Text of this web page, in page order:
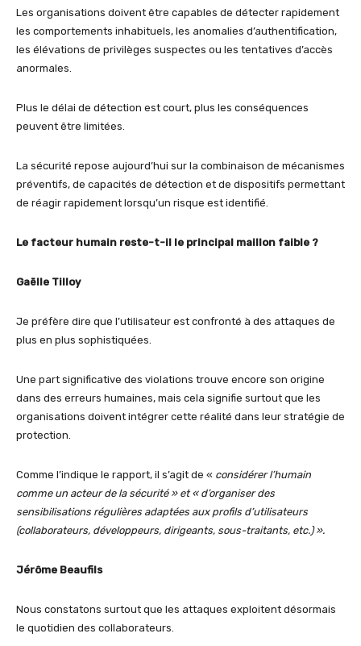
Les organisations doivent être capables de détecter rapidement
les comportements inhabituels, les anomalies d’authentification,
les élévations de privilèges suspectes ou les tentatives d’accès
anormales.
Plus le délai de détection est court, plus les conséquences
peuvent être limitées.
La sécurité repose aujourd’hui sur la combinaison de mécanismes
préventifs, de capacités de détection et de dispositifs permettant
de réagir rapidement lorsqu’un risque est identifié.
Le facteur humain reste-t-il le principal maillon faible ?
Gaëlle Tilloy
Je préfère dire que l’utilisateur est confronté à des attaques de
plus en plus sophistiquées.
Une part significative des violations trouve encore son origine
dans des erreurs humaines, mais cela signifie surtout que les
organisations doivent intégrer cette réalité dans leur stratégie de
protection.
Comme l’indique le rapport, il s’agit de « considérer l’humain
comme un acteur de la sécurité » et « d’organiser des
sensibilisations régulières adaptées aux profils d’utilisateurs
(collaborateurs, développeurs, dirigeants, sous-traitants, etc.) ».
Jérôme Beaufils
Nous constatons surtout que les attaques exploitent désormais
le quotidien des collaborateurs.